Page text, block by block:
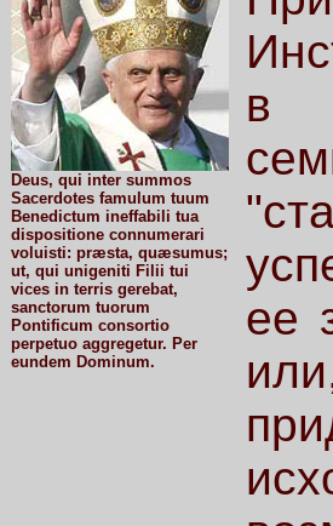
Deus, qui inter summos
Sacerdotes famulum tuum
Benedictum ineffabili tua
dispositione connumerari
voluisti: præsta, quæsumus;
ut, qui unigeniti Filii tui
vices in terris gerebat,
sanctorum tuorum
Pontificum consortio
perpetuo aggregetur. Per
eundem Dominum.
в
ее